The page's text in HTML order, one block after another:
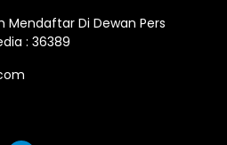
Mendaftar Di Dewan Pers
: 36389